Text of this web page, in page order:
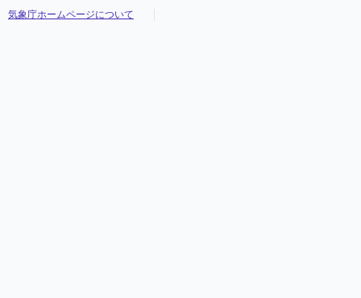
気象庁ホームページについて